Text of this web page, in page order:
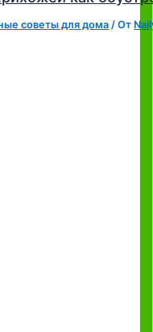
советы для дома / От